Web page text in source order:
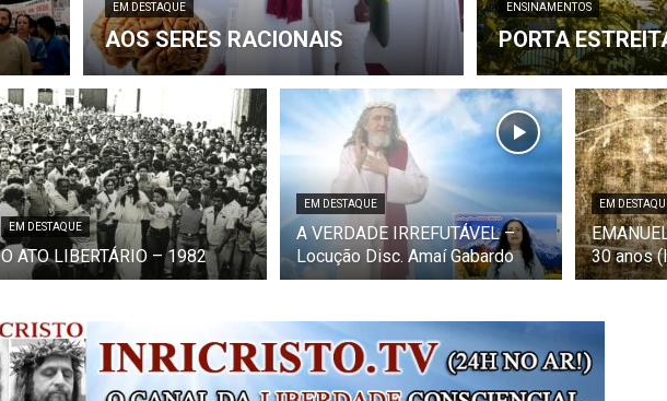
EM DESTAQUE
AOS SERES RACIONAIS
ENSINAMENTOS
PORTA
EM DESTAQUE
O ATO LIBERTÁRIO – 1982
EM DESTAQUE
A VERDADE IRREFUTÁVEL –
Locução Disc. Amaí Gabardo
EM
30 anos